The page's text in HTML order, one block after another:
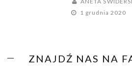
1 grudnia 2020
ZNAJDŹ NAS NA